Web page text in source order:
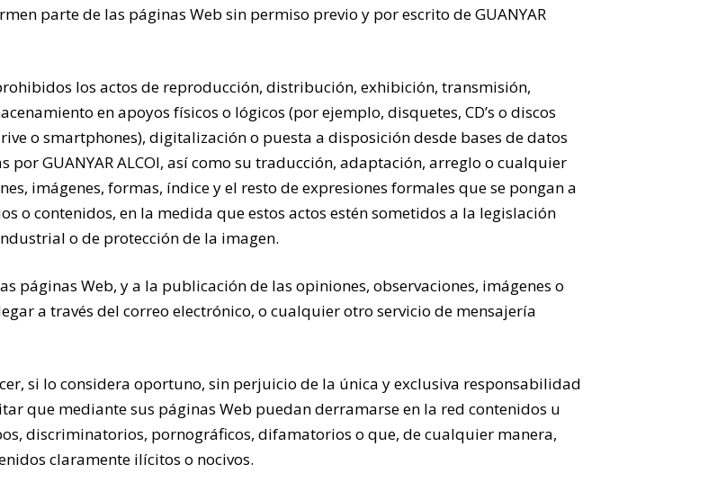
parte de las páginas Web sin permiso previo y por escrito de GUANYAR
los actos de reproducción, distribución, exhibición, transmisión,
en apoyos físicos o lógicos (por ejemplo, disquetes, CD’s o discos
o smartphones), digitalización o puesta a disposición desde bases de datos
GUANYAR ALCOI, así como su traducción, adaptación, arreglo o cualquier
imágenes, formas, índice y el resto de expresiones formales que se pongan a
o contenidos, en la medida que estos actos estén sometidos a la legislación
o de protección de la imagen.
páginas Web, y a la publicación de las opiniones, observaciones, imágenes o
a través del correo electrónico, o cualquier otro servicio de mensajería
si lo considera oportuno, sin perjuicio de la única y exclusiva responsabilidad
que mediante sus páginas Web puedan derramarse en la red contenidos u
discriminatorios, pornográficos, difamatorios o que, de cualquier manera,
claramente ilícitos o nocivos.